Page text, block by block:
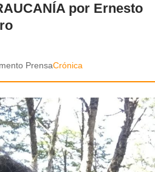
✕
por Ernesto
PrensaCrónica